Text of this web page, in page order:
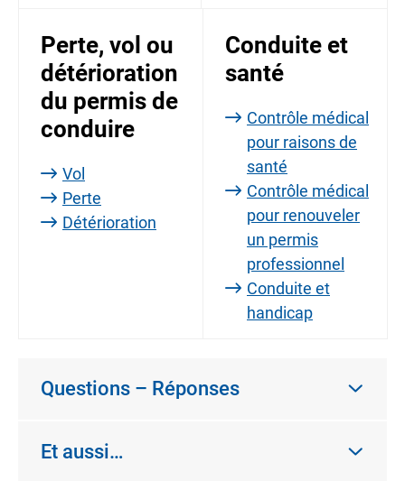
Perte, vol ou
détérioration
du permis de
conduire
Vol
Perte
Détérioration
Conduite et
santé
Contrôle médical
pour raisons de
santé
Contrôle médical
pour renouveler
un permis
professionnel
Conduite et
handicap
Questions – Réponses
Et aussi…